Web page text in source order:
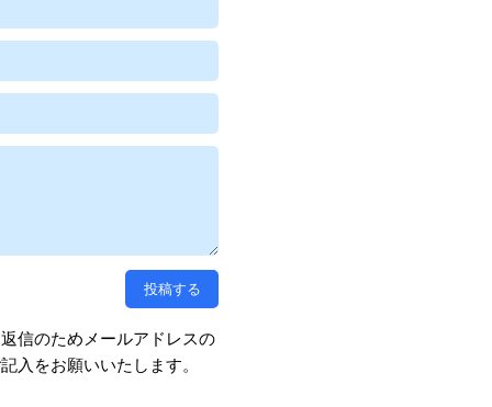
信のためメールアドレスの
入をお願いいたします。